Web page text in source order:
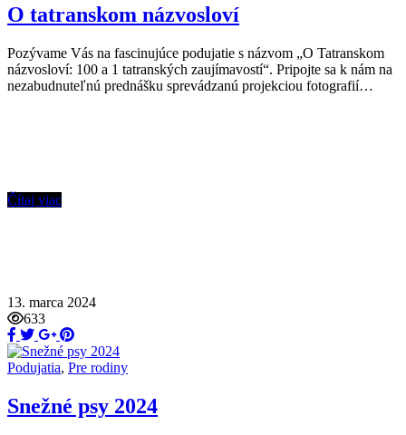
O tatranskom názvosloví
Pozývame Vás na fascinujúce podujatie s názvom „O Tatranskom
názvosloví: 100 a 1 tatranských zaujímavostí“. Pripojte sa k nám na
nezabudnuteľnú prednášku sprevádzanú projekciou fotografií…
Čítaj viac
13. marca 2024
633
Podujatia, Pre rodiny
Snežné psy 2024